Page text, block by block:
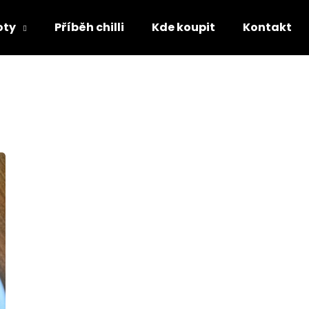
Příběh chilli Kde koupit Kontakt